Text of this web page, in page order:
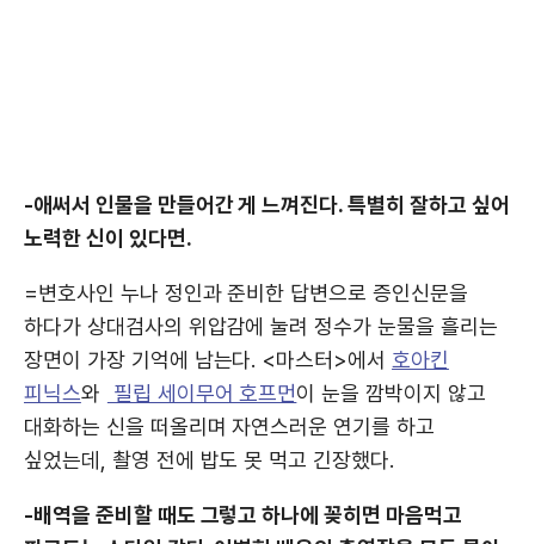
-애써서 인물을 만들어간 게 느껴진다. 특별히 잘하고 싶어
노력한 신이 있다면.
=변호사인 누나 정인과 준비한 답변으로 증인신문을
하다가 상대검사의 위압감에 눌려 정수가 눈물을 흘리는
장면이 가장 기억에 남는다. <마스터>에서 호아킨
피닉스와 필립 세이무어 호프먼이 눈을 깜박이지 않고
대화하는 신을 떠올리며 자연스러운 연기를 하고
싶었는데, 촬영 전에 밥도 못 먹고 긴장했다.
-배역을 준비할 때도 그렇고 하나에 꽂히면 마음먹고